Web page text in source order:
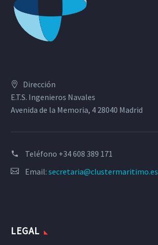
Dirección
E.T.S. Ingenieros Navales
Avenida de la Memoria, 4 28040 Madrid
Teléfono +34 608 389 171
Email: secretaria@clustermaritimo.es
LEGAL